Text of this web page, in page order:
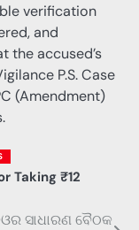
verification
and
the accused’s
P.S. Case
(Amendment)
Taking ₹12
ସାଧାରଣ ବୈଠକ